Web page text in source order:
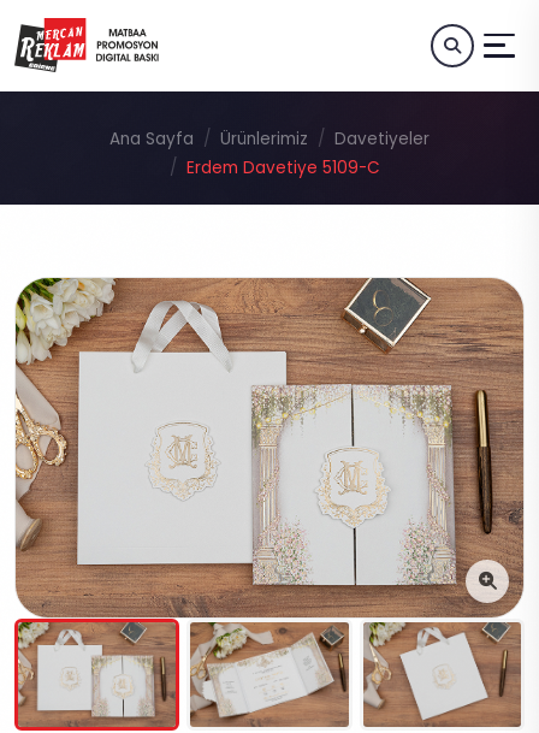
Ana Sayfa Ürünlerimiz
Davetiyeler
Erdem Davetiye 5109-C